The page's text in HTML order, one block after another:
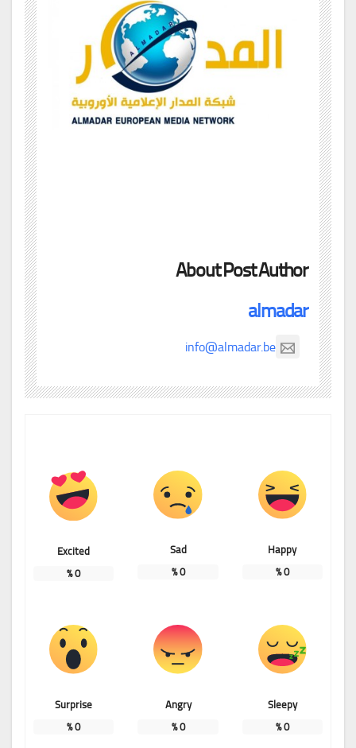
About Post Author
almadar
info@almadar.be
Happy
0
%
Sad
0
%
Excited
0
%
Sleepy
0
%
Angry
0
%
Surprise
0
%